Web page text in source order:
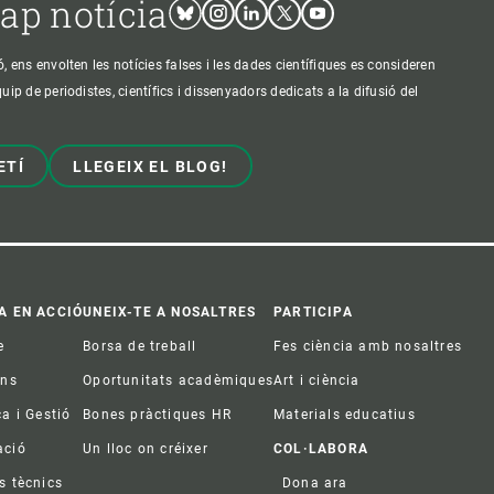
notícia
ens envolten les notícies falses i les dades científiques es consideren
de periodistes, científics i dissenyadors dedicats a la difusió del
LLEGEIX EL BLOG!
EN ACCIÓ
i Gestió
tècnics
UNEIX-TE A NOSALTRES
Borsa de treball
Oportunitats acadèmiques
Bones pràctiques HR
Un lloc on créixer
PARTICIPA
Fes ciència amb nosaltres
Art i ciència
Materials educatius
COL·LABORA
Dona ara